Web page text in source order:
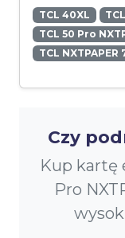
TCL 40XL
TCL 50 Pro
TCL NXTPAPER
Czy
Kup kartę
Pro